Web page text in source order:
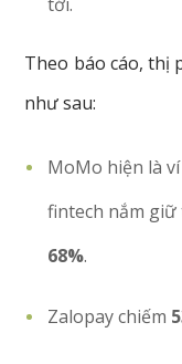
Theo báo cáo, thị
như sau:
MoMo hiện là
fintech nắm giữ
68%.
Zalopay chiếm